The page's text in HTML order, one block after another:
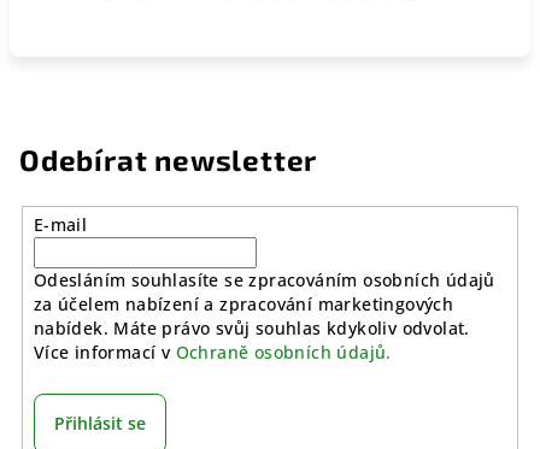
Odebírat newsletter
E-mail
Odesláním souhlasíte se zpracováním osobních údajů
za účelem nabízení a zpracování marketingových
nabídek. Máte právo svůj souhlas kdykoliv odvolat.
Více informací v Ochraně osobních údajů.
Přihlásit se